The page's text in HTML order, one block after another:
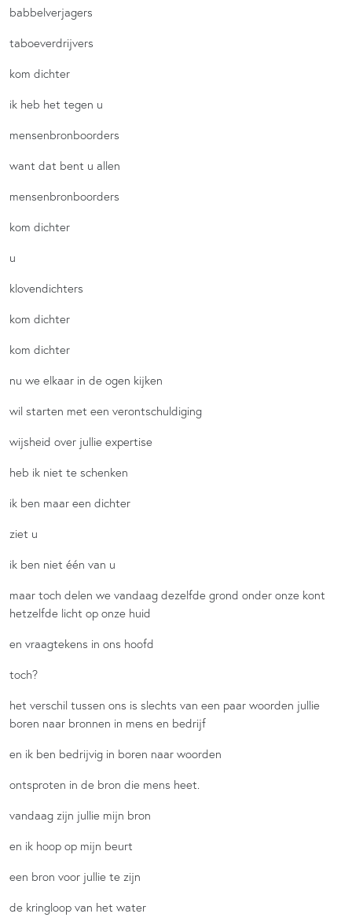
babbelverjagers
taboeverdrijvers
kom dichter
ik heb het tegen u
mensenbronboorders
want dat bent u allen
mensenbronboorders
kom dichter
u
klovendichters
kom dichter
kom dichter
nu we elkaar in de ogen kijken
wil starten met een verontschuldiging
wijsheid over jullie expertise
heb ik niet te schenken
ik ben maar een dichter
ziet u
ik ben niet één van u
maar toch delen we vandaag dezelfde grond onder onze kont
hetzelfde licht op onze huid
en vraagtekens in ons hoofd
toch?
het verschil tussen ons is slechts van een paar woorden jullie
boren naar bronnen in mens en bedrijf
en ik ben bedrijvig in boren naar woorden
ontsproten in de bron die mens heet.
vandaag zijn jullie mijn bron
en ik hoop op mijn beurt
een bron voor jullie te zijn
de kringloop van het water